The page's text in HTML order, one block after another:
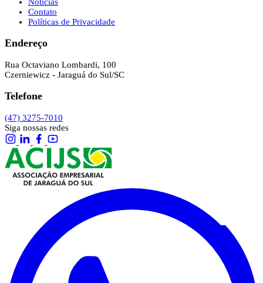
Contato
Políticas de Privacidade
Endereço
Rua Octaviano Lombardi, 100
Czerniewicz - Jaraguá do Sul/SC
Telefone
(47) 3275-7010
Siga nossas redes